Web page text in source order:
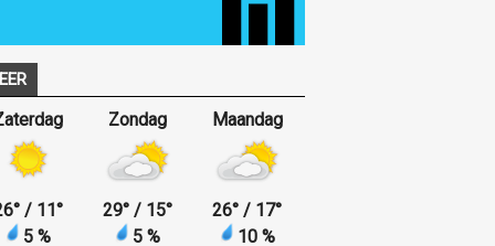
° / 11 °
5 %
Zondag
29° / 15°
5 %
Maandag
26° / 17°
10 %